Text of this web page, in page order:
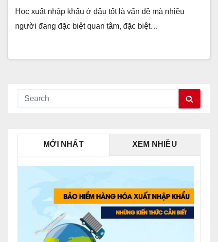
Học xuất nhập khẩu ở đâu tốt là vấn đề mà nhiều
người đang đặc biệt quan tâm, đặc biệt…
MỚI NHẤT XEM NHIỀU